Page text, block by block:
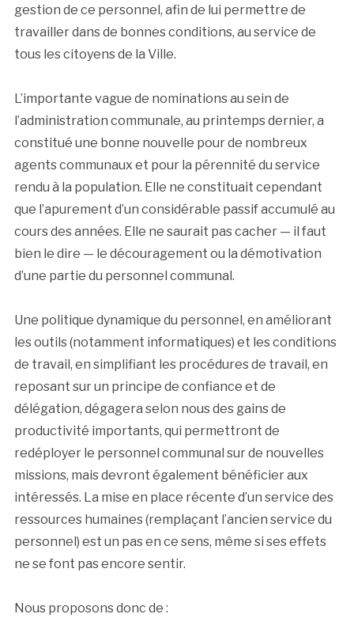
gestion de ce personnel, afin de lui permettre de
travailler dans de bonnes conditions, au service de
tous les citoyens de la Ville.
L’importante vague de nominations au sein de
l’administration communale, au printemps dernier, a
constitué une bonne nouvelle pour de nombreux
agents communaux et pour la pérennité du service
rendu à la population. Elle ne constituait cependant
que l’apurement d’un considérable passif accumulé au
cours des années. Elle ne saurait pas cacher — il faut
bien le dire — le découragement ou la démotivation
d’une partie du personnel communal.
Une politique dynamique du personnel, en améliorant
les outils (notamment informatiques) et les conditions
de travail, en simplifiant les procédures de travail, en
reposant sur un principe de confiance et de
délégation, dégagera selon nous des gains de
productivité importants, qui permettront de
redéployer le personnel communal sur de nouvelles
missions, mais devront également bénéficier aux
intéressés. La mise en place récente d’un service des
ressources humaines (remplaçant l’ancien service du
personnel) est un pas en ce sens, même si ses effets
ne se font pas encore sentir.
Nous proposons donc de :